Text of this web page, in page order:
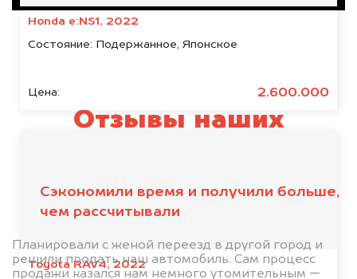
Honda e:NS1, 2022
Состояние: Подержанное, Японское
Цена: 2.600.000
Toyota RAV4, 2022
Отзывы наших
Сэкономили время и получили больше,
чем рассчитывали
Планировали с женой переезд в другой город и
решили продать наш автомобиль. Сам процесс
продажи казался нам немного утомительным —